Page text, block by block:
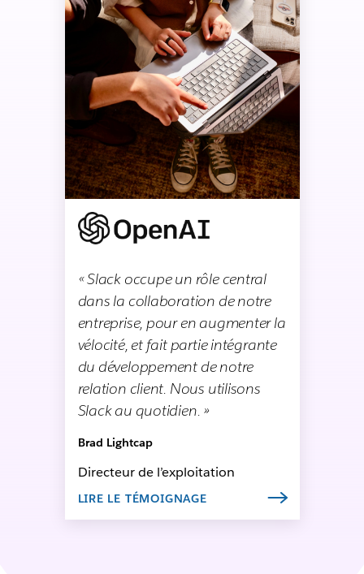
« Slack occupe un rôle central
dans la collaboration de notre
entreprise, pour en augmenter la
vélocité, et fait partie intégrante
du développement de notre
relation client. Nous utilisons
Slack au quotidien. »
Brad Lightcap
Directeur de l’exploitation
LIRE LE TÉMOIGNAGE